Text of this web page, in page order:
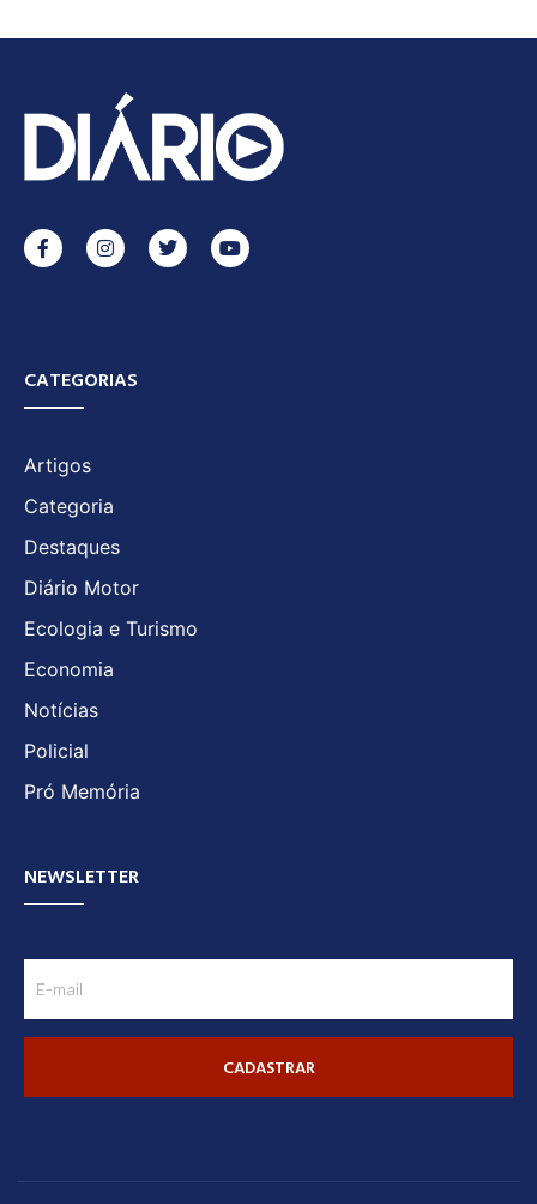
CATEGORIAS
Artigos
Categoria
Destaques
Diário Motor
Ecologia e Turismo
Economia
Notícias
Policial
Pró Memória
NEWSLETTER
CADASTRAR